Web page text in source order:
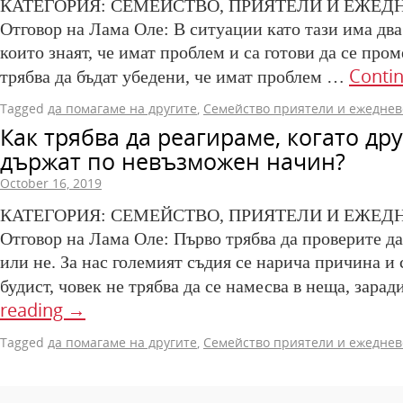
КАТЕГОРИЯ: СЕМЕЙСТВО, ПРИЯТЕЛИ И
Отговор на Лама Оле: В ситуации като тази има
които знаят, че имат проблем и са готови да се
трябва да бъдат убедени, че имат проблем …
Tagged да помагаме на другите, Семейство приятели и
Как трябва да реагираме, когато
държат по невъзможен начин?
October 16, 2019
КАТЕГОРИЯ: СЕМЕЙСТВО, ПРИЯТЕЛИ И
Отговор на Лама Оле: Първо трябва да проверите
или не. За нас големият съдия се нарича причина и
будист, човек не трябва да се намесва в неща,
reading →
Tagged да помагаме на другите, Семейство приятели и